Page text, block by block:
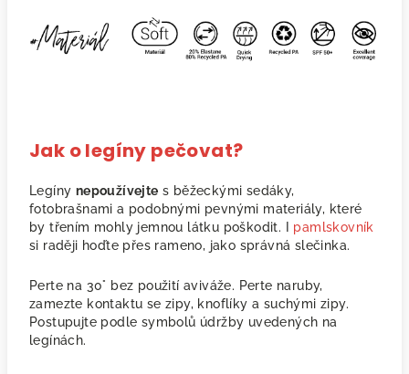
Jak o legíny pečovat?
Legíny nepoužívejte s běžeckými sedáky,
fotobrašnami a podobnými pevnými materiály, které
by třením mohly jemnou látku poškodit. I pamlskovník
si raději hoďte přes rameno, jako správná slečinka.
Perte na 30° bez použití aviváže. Perte naruby,
zamezte kontaktu se zipy, knoflíky a suchými zipy.
Postupujte podle symbolů údržby uvedených na
legínách.